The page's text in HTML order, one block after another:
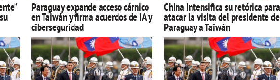
Paraguay expande acceso cárnico
en Taiwán y firma acuerdos de IA y
ciberseguridad
China intensifica su retórica para
atacar la visita del presidente de
Paraguay a Taiwán